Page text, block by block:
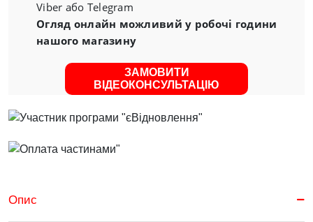
Viber або Telegram
Огляд онлайн можливий у робочі години
нашого магазину
ЗАМОВИТИ
ВІДЕОКОНСУЛЬТАЦІЮ
Опис